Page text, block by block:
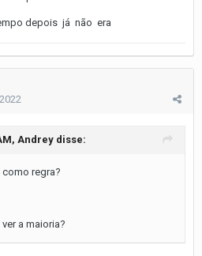
depois já não era
Andrey disse:
regra?
a maioria?